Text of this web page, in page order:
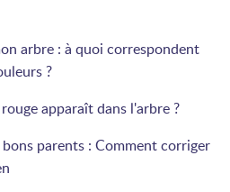
arbre : à quoi correspondent
?
apparaît dans l'arbre ?
bons parents : Comment corriger